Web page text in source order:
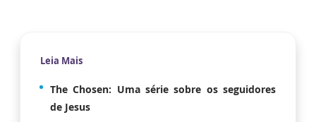
Leia Mais
The Chosen: Uma série sobre os seguidores
de Jesus